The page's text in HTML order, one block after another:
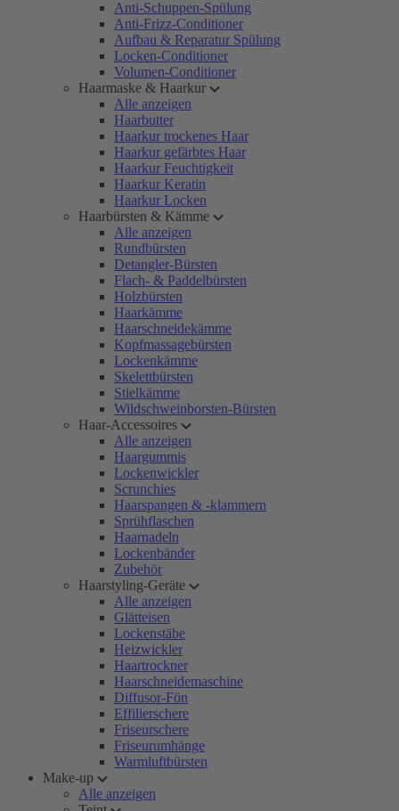
Anti-Schuppen-Spülung
Anti-Frizz-Conditioner
Aufbau & Reparatur Spülung
Locken-Conditioner
Volumen-Conditioner
Haarmaske & Haarkur
Alle anzeigen
Haarbutter
Haarkur trockenes Haar
Haarkur gefärbtes Haar
Haarkur Feuchtigkeit
Haarkur Keratin
Haarkur Locken
Haarbürsten & Kämme
Alle anzeigen
Rundbürsten
Detangler-Bürsten
Flach- & Paddelbürsten
Holzbürsten
Haarkämme
Haarschneidekämme
Kopfmassagebürsten
Lockenkämme
Skelettbürsten
Stielkämme
Wildschweinborsten-Bürsten
Haar-Accessoires
Alle anzeigen
Haargummis
Lockenwickler
Scrunchies
Haarspangen & -klammern
Sprühflaschen
Haarnadeln
Lockenbänder
Zubehör
Haarstyling-Geräte
Alle anzeigen
Glätteisen
Lockenstäbe
Heizwickler
Haartrockner
Haarschneidemaschine
Diffusor-Fön
Effilierschere
Friseurschere
Friseurumhänge
Warmluftbürsten
Make-up
Alle anzeigen